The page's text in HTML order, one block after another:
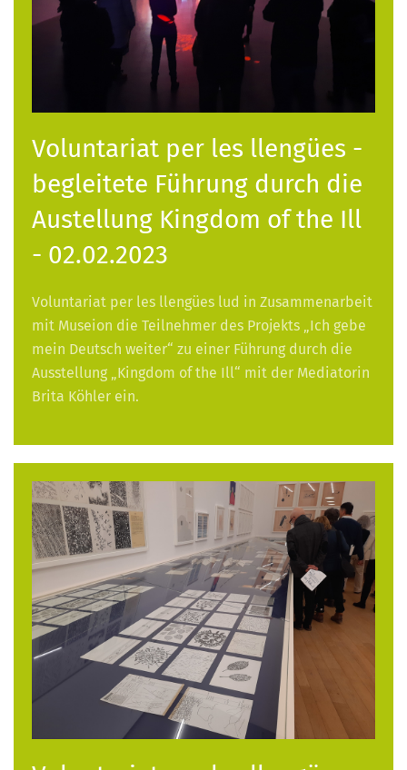
Voluntariat per les llengües -
begleitete Führung durch die
Austellung Kingdom of the Ill
- 02.02.2023
Voluntariat per les llengües lud in Zusammenarbeit
mit Museion die Teilnehmer des Projekts „Ich gebe
mein Deutsch weiter“ zu einer Führung durch die
Ausstellung „Kingdom of the Ill“ mit der Mediatorin
Brita Köhler ein.